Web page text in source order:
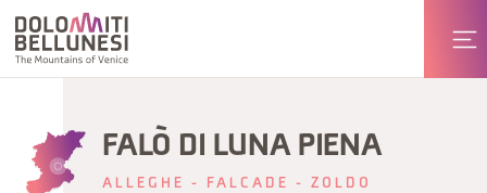
FALÒ DI LUNA PIENA
ALLEGHE - FALCADE - ZOLDO